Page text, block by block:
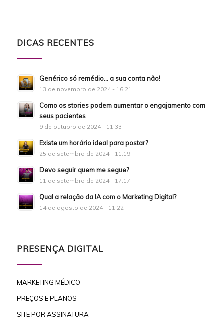
DICAS RECENTES
Genérico só remédio… a sua conta não!
13 de novembro de 2024 - 16:21
Como os stories podem aumentar o engajamento com
seus pacientes
9 de outubro de 2024 - 11:33
Existe um horário ideal para postar?
25 de setembro de 2024 - 11:19
Devo seguir quem me segue?
11 de setembro de 2024 - 17:17
Qual a relação da IA com o Marketing Digital?
14 de agosto de 2024 - 11:22
PRESENÇA DIGITAL
MARKETING MÉDICO
PREÇOS E PLANOS
SITE POR ASSINATURA